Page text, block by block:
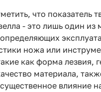
что показатель
- это лишь один из
ножа или
как форма лезвия,
материала,
влияние